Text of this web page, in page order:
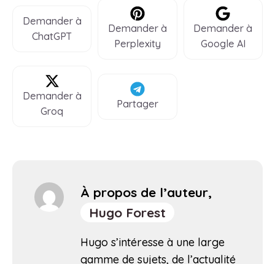
Demander à
ChatGPT
Demander à
Perplexity
Demander à
Google AI
Demander à
Groq
Partager
À propos de l’auteur,
Hugo Forest
Hugo s’intéresse à une large
gamme de sujets, de l’actualité